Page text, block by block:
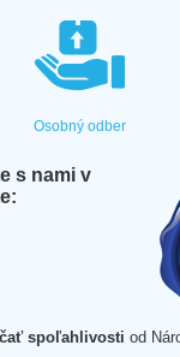
Osobný odber
s nami v
spoľahlivosti od